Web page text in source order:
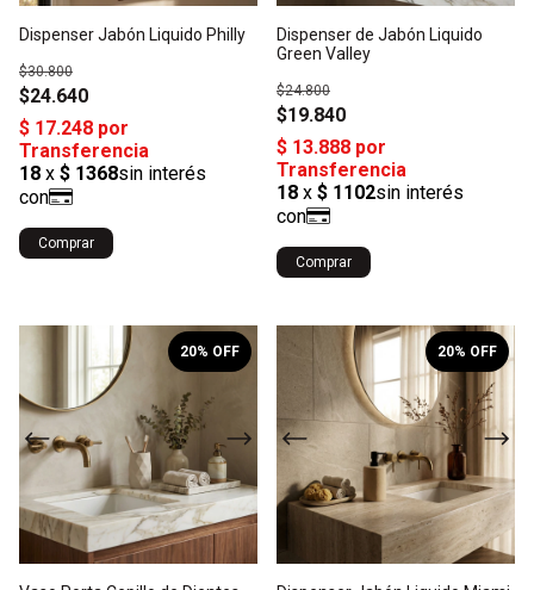
Dispenser Jabón Liquido Philly
$24.640
$30.800
Comprar
Dispenser de Jabón Liquido
Green Valley
$19.840
$24.800
Comprar
1/7
20% OFF 1/4
20% OFF